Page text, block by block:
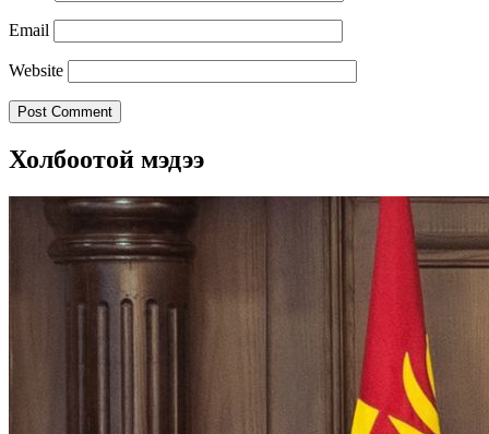
Email
Website
Холбоотой мэдээ